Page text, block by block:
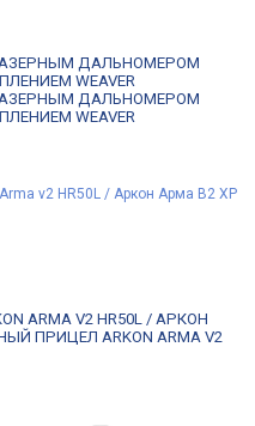
ДАЛЬНОМЕРОМ
WEAVER
ДАЛЬНОМЕРОМ
WEAVER
ARMA V2 HR50L / АРКОН
ПРИЦЕЛ ARKON ARMA V2